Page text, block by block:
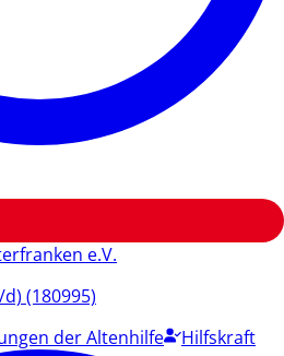
e.V.
(180995)
der Altenhilfe Hilfskraft